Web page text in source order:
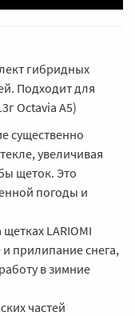
гибридных
Подходит для
Octavia A5)
существенно
увеличивая
щеток. Это
погоды и
LARIOMI
прилипание снега,
в зимние
частей